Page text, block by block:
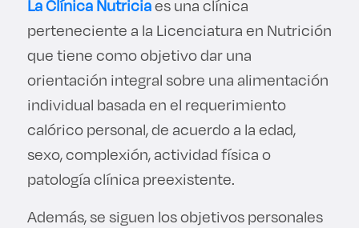
Derecho
Lo más buscado
Carreras
Derecho
Prepa ITESO
La Clínica Nutriciaes una clínica
perteneciente a la Licenciatura en Nutrición
que tiene como objetivo dar una
orientación integral sobre una alimentación
individual basada en el requerimiento
calórico personal, de acuerdo a la edad,
sexo, complexión, actividad física o
patología clínica preexistente.
Además, se siguen los objetivos personales